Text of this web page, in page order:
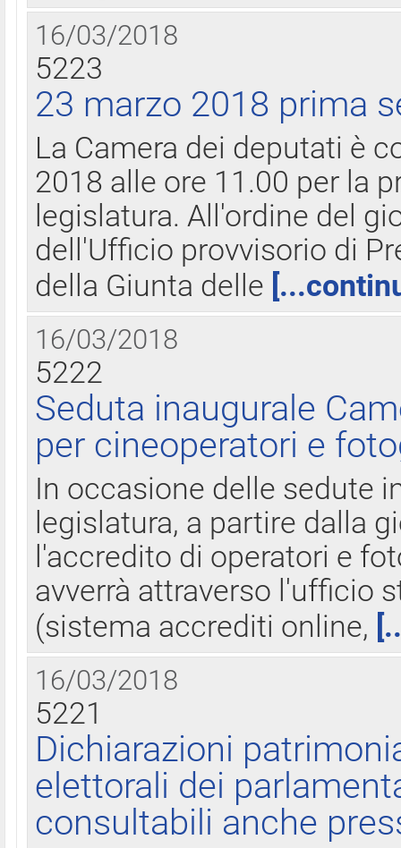
16/03/2018
5223
23 marzo 2018 prima
La Camera dei deputati è
2018 alle ore 11.00 per la
legislatura. All'ordine del
dell'Ufficio provvisorio di
della Giunta delle
16/03/2018
5222
Seduta inaugurale
per cineoperatori e
In occasione delle sedute
legislatura, a partire dalla
l'accredito di operatori e
avverrà attraverso l'ufficio
(sistema accrediti online,
16/03/2018
5221
Dichiarazioni
elettorali dei
consultabili anche